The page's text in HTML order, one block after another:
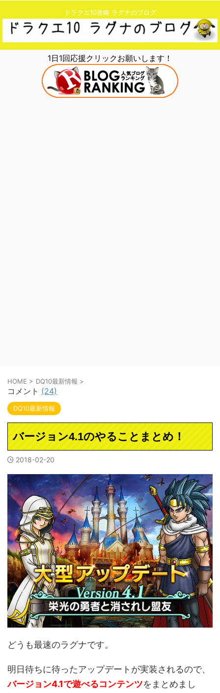
ドラクエ10攻略 ラグナのブログ
1日1回応援クリックお願いします！
HOME > DQ10最新情報 >
コメント (24)
DQ10最新情報
バージョン4.1のやることまとめ！
2018-02-20
どうも最速のラグナです。
明日待ちに待ったアップデートが実装されるので、
バージョン4.1で遊べるコンテンツをまとめまし